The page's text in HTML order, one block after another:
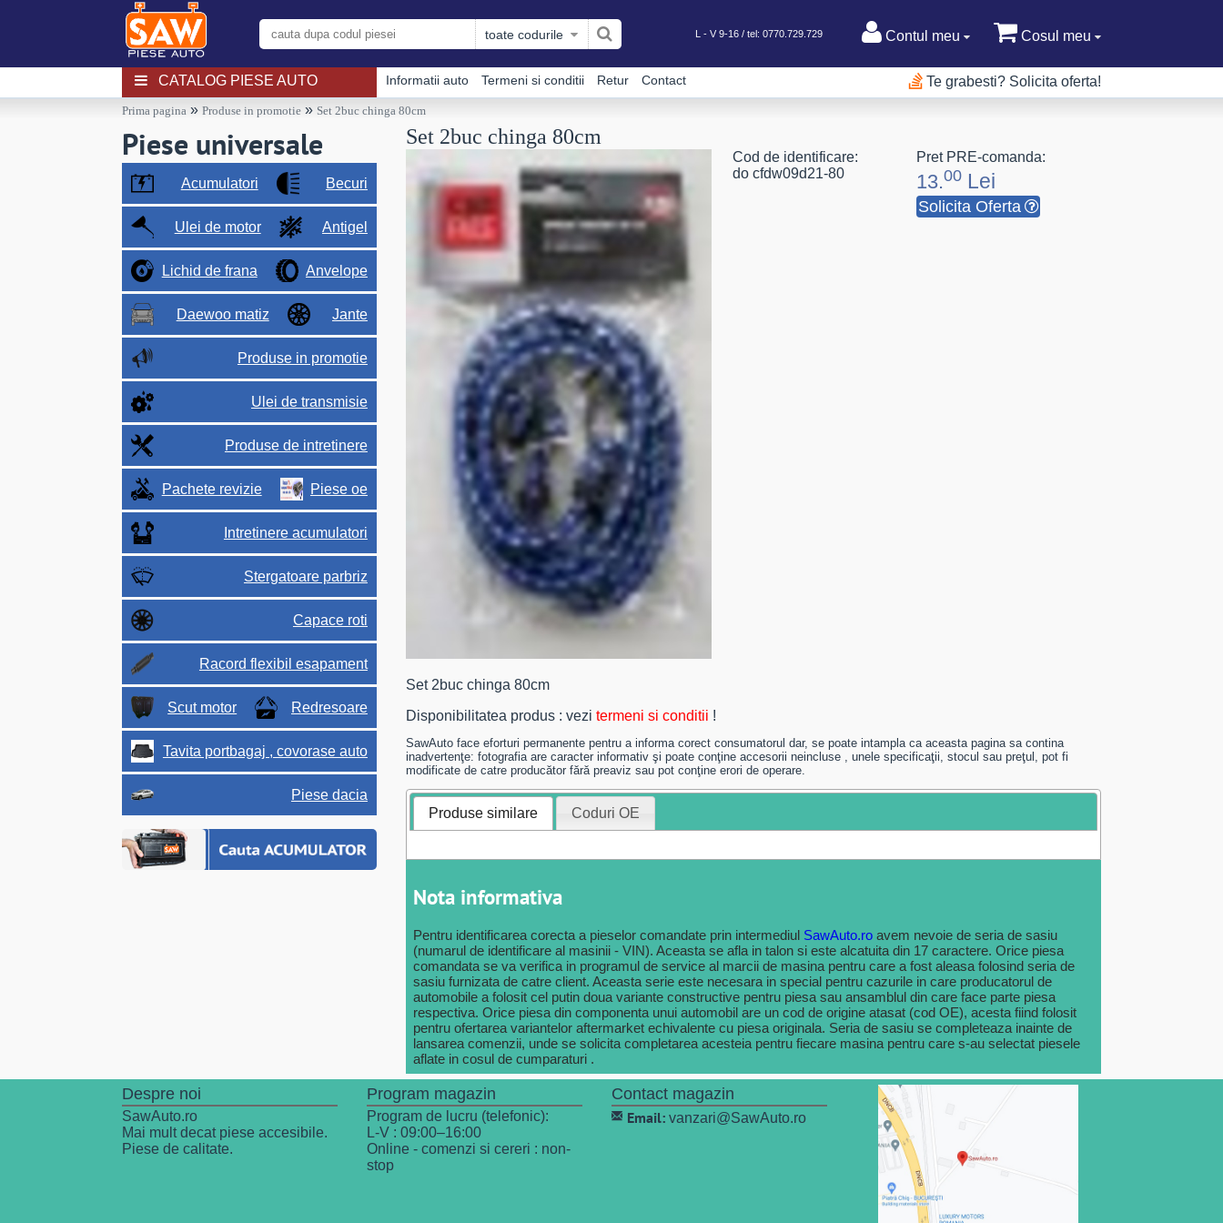
toate codurile Contul meu Cosul meu
L - V 9-16 / tel: 0770.729.729
CATALOG PIESE AUTO Informatii auto Termeni si conditii Retur Contact Te grabesti? Solicita oferta!
Prima pagina »Produse in promotie » Set 2buc chinga 80cm
Piese universale
Acumulatori Becuri
Ulei de motor Antigel
Lichid de frana Anvelope
Daewoo matiz Jante
Produse in promotie
Ulei de transmisie
Produse de intretinere
Pachete revizie Piese oe
Intretinere acumulatori
Stergatoare parbriz
Capace roti
Racord flexibil esapament
Scut motor Redresoare
Tavita portbagaj , covorase auto
Piese dacia
Set 2buc chinga 80cm
Cod de identificare:
do cfdw09d21-80
Pret PRE-comanda:
13.00 Lei
Solicita Oferta
Set 2buc chinga 80cm
Disponibilitatea produs : vezitermeni si conditii !
SawAuto face eforturi permanente pentru a informa corect consumatorul dar, se poate intampla ca aceasta pagina sa contina
inadvertenţe: fotografia are caracter informativ şi poate conţine accesorii neincluse , unele specificaţii, stocul sau preţul, pot fi
modificate de catre producător fără preaviz sau pot conţine erori de operare.
Produse similare Coduri OE
Nota informativa
Pentru identificarea corecta a pieselor comandate prin intermediul SawAuto.roavem nevoie de seria de sasiu
(numarul de identificare al masinii - VIN). Aceasta se afla in talon si este alcatuita din 17 caractere. Orice piesa
comandata se va verifica in programul de service al marcii de masina pentru care a fost aleasa folosind seria de
sasiu furnizata de catre client. Aceasta serie este necesara in special pentru cazurile in care producatorul de
automobile a folosit cel putin doua variante constructive pentru piesa sau ansamblul din care face parte piesa
respectiva. Orice piesa din componenta unui automobil are un cod de origine atasat (cod OE), acesta fiind folosit
pentru ofertarea variantelor aftermarket echivalente cu piesa originala. Seria de sasiu se completeaza inainte de
lansarea comenzii, unde se solicita completarea acesteia pentru fiecare masina pentru care s-au selectat piesele
aflate in cosul de cumparaturi .
Despre noi
SawAuto.ro
Mai mult decat piese accesibile.
Piese de calitate.
Program magazin
Program de lucru (telefonic):
L-V : 09:00–16:00
Online - comenzi si cereri : non-
stop
Contact magazin
Email: vanzari@SawAuto.ro